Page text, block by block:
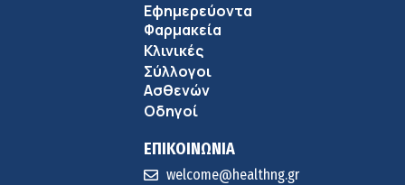
Εφημερεύοντα
Φαρμακεία
Κλινικές
Σύλλογοι
Ασθενών
Οδηγοί
ΕΠΙΚΟΙΝΩΝΙΑ
welcome@healthng.gr